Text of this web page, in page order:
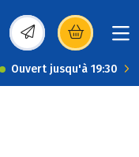
(s’ouvre dans une
Ouvert jusqu'à 19:30